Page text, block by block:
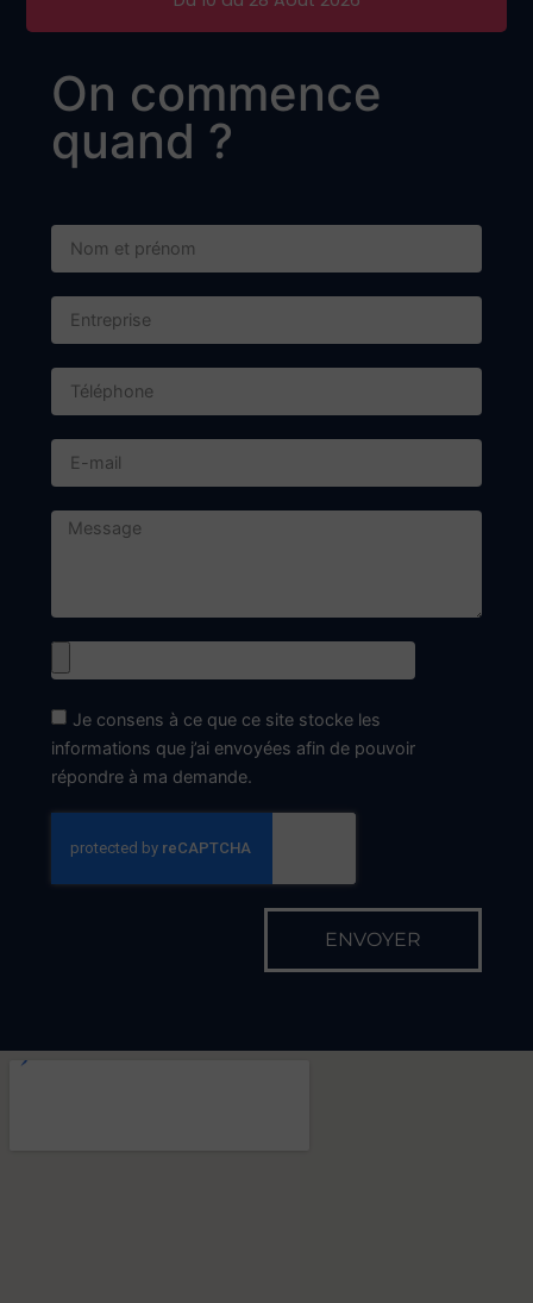
On commence
quand ?
Je consens à ce que ce site stocke les
informations que j’ai envoyées afin de pouvoir
répondre à ma demande.
ENVOYER